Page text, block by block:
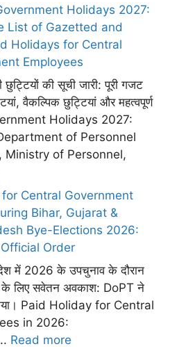
Holidays 2027:
List of Gazetted and
Holidays for Central
Employees
की सूची जारी: पूरी गजट
वैकल्पिक छुट्टियां और महत्वपूर्ण
Holidays 2027:
of Personnel
Ministry of Personnel,
Central Government
Bihar, Gujarat &
Bye-Elections 2026:
Order
में 2026 के उपचुनाव के दौरान
के लिए सवेतन अवकाश: DoPT ने
Paid Holiday for Central
in 2026:
Read more